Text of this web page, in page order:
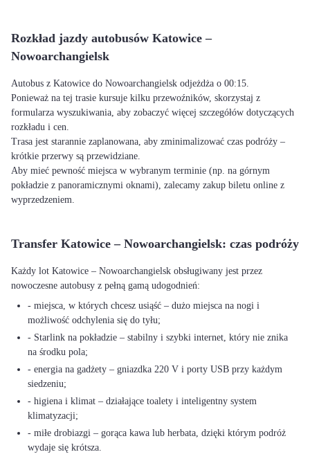
Rozkład jazdy autobusów Katowice –
Nowoarchangielsk
Autobus z Katowice do Nowoarchangielsk odjeżdża o 00:15.
Ponieważ na tej trasie kursuje kilku przewoźników, skorzystaj z
formularza wyszukiwania, aby zobaczyć więcej szczegółów dotyczących
rozkładu i cen.
Trasa jest starannie zaplanowana, aby zminimalizować czas podróży –
krótkie przerwy są przewidziane.
Aby mieć pewność miejsca w wybranym terminie (np. na górnym
pokładzie z panoramicznymi oknami), zalecamy zakup biletu online z
wyprzedzeniem.
Transfer Katowice – Nowoarchangielsk: czas podróży
Każdy lot Katowice – Nowoarchangielsk obsługiwany jest przez
nowoczesne autobusy z pełną gamą udogodnień:
- miejsca, w których chcesz usiąść – dużo miejsca na nogi i
możliwość odchylenia się do tyłu;
- Starlink na pokładzie – stabilny i szybki internet, który nie znika
na środku pola;
- energia na gadżety – gniazdka 220 V i porty USB przy każdym
siedzeniu;
- higiena i klimat – działające toalety i inteligentny system
klimatyzacji;
- miłe drobiazgi – gorąca kawa lub herbata, dzięki którym podróż
wydaje się krótsza.